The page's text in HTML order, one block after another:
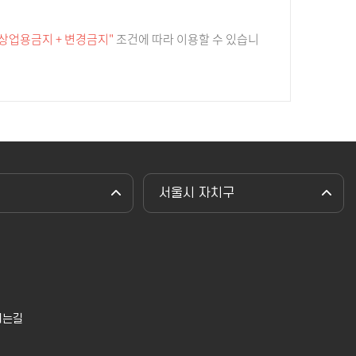
업용금지 + 변경금지" 조건에 따라 이용할 수 있습니
서울시 자치구
길